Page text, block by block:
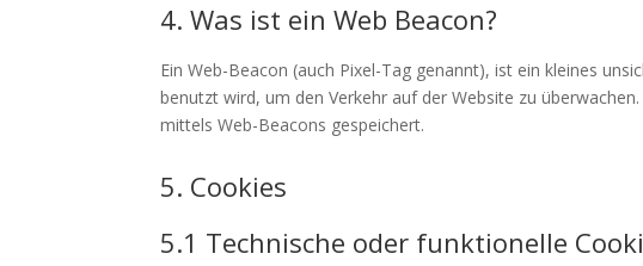
4. Was ist ein Web Beacon?
Ein Web-Beacon (auch Pixel-Tag genannt), ist ein kleines
benutzt wird, um den Verkehr auf der Website zu
mittels Web-Beacons gespeichert.
5. Cookies
5.1 Technische oder funktionelle